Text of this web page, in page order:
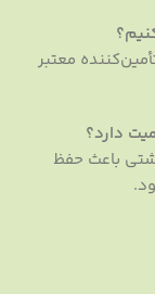
معتبر
باعث حفظ